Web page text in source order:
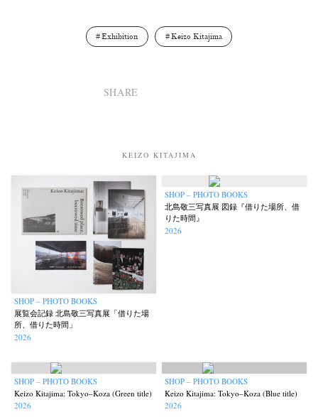
News Exhibition Members Workshop Documents Contact About Shop
Exhibition Keizo Kitajima
SHARE
KEIZO KITAJIMA
SHOP – PHOTO BOOKS
展覧会記録 北島敬三写真展「借りた場
所、借りた時間」
2026
SHOP – PHOTO BOOKS
北島敬三写真展 図録『借りた場所、借
りた時間』
2026
SHOP – PHOTO BOOKS
Keizo Kitajima: Tokyo–Koza (Green title)
2026
SHOP – PHOTO BOOKS
Keizo Kitajima: Tokyo–Koza (Blue title)
2026